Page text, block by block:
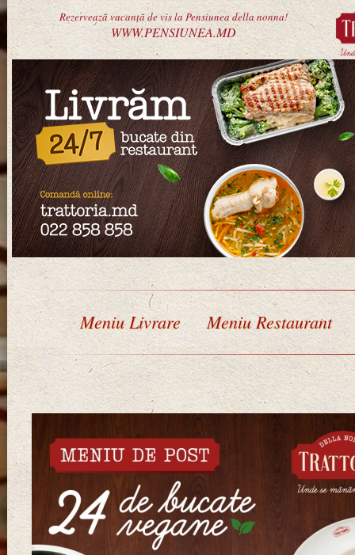
Rezervează vacanță de vis la Pensiunea della nonna!
WWW.PENSIUNEA.MD
Meniu Livrare Meniu Restaurant